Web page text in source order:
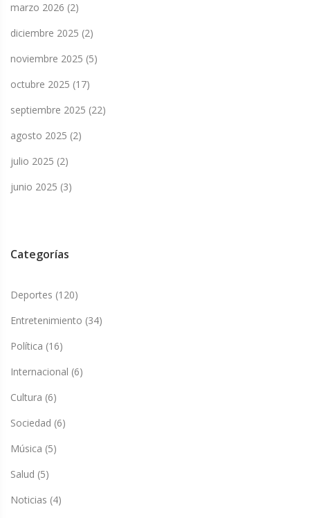
marzo 2026 (2)
diciembre 2025 (2)
noviembre 2025 (5)
octubre 2025 (17)
septiembre 2025 (22)
agosto 2025 (2)
julio 2025 (2)
junio 2025 (3)
Categorías
Deportes (120)
Entretenimiento (34)
Política (16)
Internacional (6)
Cultura (6)
Sociedad (6)
Música (5)
Salud (5)
Noticias (4)